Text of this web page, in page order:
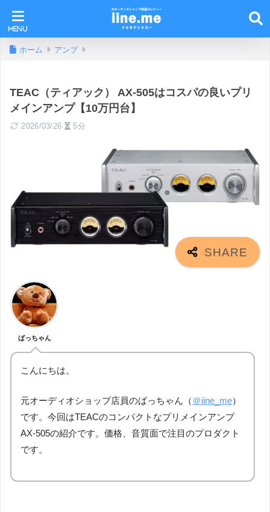
ホーム アンプ
TEAC（ティアック） AX-505はコスパの良いプリ
メインアンプ【10万円台】
2026/03/26 5分
ばっちゃん
こんにちは。
元オーディオショップ店員のばっちゃん（ ＠iine_me）
です。今回はTEACのコンパクトなプリメインアンプ
AX-505の紹介です。価格、音質面で注目のプロダクト
です。